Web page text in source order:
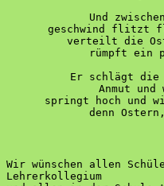
Und
geschwind flitzt
verteilt die
rümpft ein
Er schlägt die
Anmut
springt hoch und
denn
Wir wünschen allen
Lehrerkollegium